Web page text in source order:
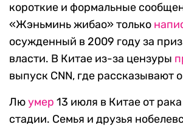
короткие и формальные
«Жэньминь жибао» только
осужденный в 2009 году за
власти. В Китае из-за цензуры
выпуск CNN, где рассказывают
Люумер 13 июля в Китае от
стадии. Семья и друзья